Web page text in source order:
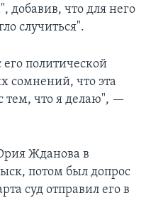
добавив, что для него
случиться".
его политической
сомнений, что эта
тем, что я делаю", —
Жданова в
потом был допрос
суд отправил его в